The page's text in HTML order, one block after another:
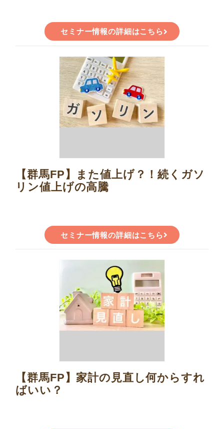
セミナー情報の詳細はこちら
【群馬FP】また値上げ？！続くガソ
リン値上げの高騰
セミナー情報の詳細はこちら
【群馬FP】家計の見直し何からすれ
ばいい？